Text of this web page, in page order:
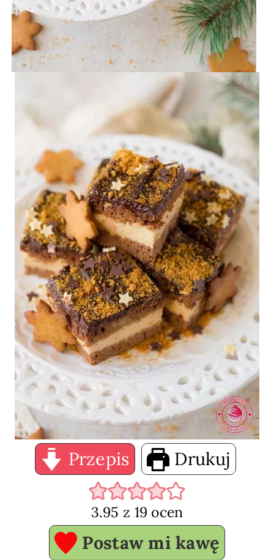
Przepis Drukuj
3.95 z 19 ocen
Postaw mi kawę